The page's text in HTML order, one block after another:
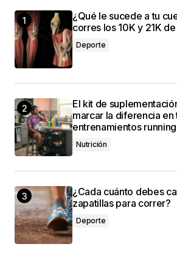
¿Qué le sucede a tu
corres los 10K y 21K
Deporte
El kit de
marcar la diferencia en
entrenamientos running
Nutrición
¿Cada cuánto debes
zapatillas para correr?
Deporte